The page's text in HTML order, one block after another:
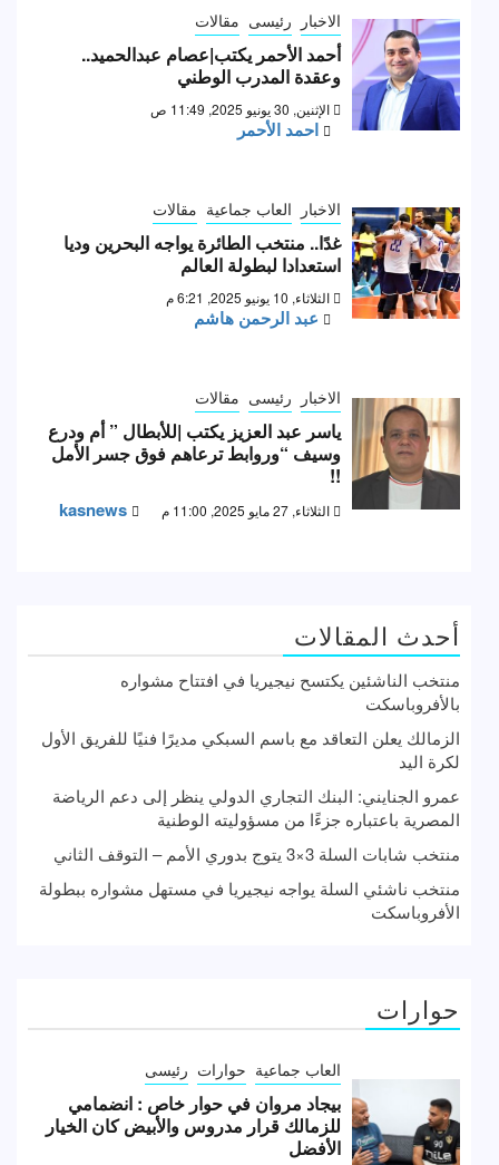
الاخبار رئيسى مقالات
أحمد الأحمر يكتب|عصام عبدالحميد..
وعقدة المدرب الوطني
الإثنين, 30 يونيو 2025, 11:49 ص
احمد الأحمر
الاخبار العاب جماعية مقالات
غدًا.. منتخب الطائرة يواجه البحرين وديا
استعدادا لبطولة العالم
الثلاثاء, 10 يونيو 2025, 6:21 م
عبد الرحمن هاشم
الاخبار رئيسى مقالات
ياسر عبد العزيز يكتب |للأبطال ” أم ودرع
وسيف “وروابط ترعاهم فوق جسر الأمل
!!
الثلاثاء, 27 مايو 2025, 11:00 م kasnews
أحدث المقالات
منتخب الناشئين يكتسح نيجيريا في افتتاح مشواره
بالأفروباسكت
الزمالك يعلن التعاقد مع باسم السبكي مديرًا فنيًا للفريق الأول
لكرة اليد
عمرو الجنايني: البنك التجاري الدولي ينظر إلى دعم الرياضة
المصرية باعتباره جزءًا من مسؤوليته الوطنية
منتخب شابات السلة 3×3 يتوج بدوري الأمم – التوقف الثاني
منتخب ناشئي السلة يواجه نيجيريا في مستهل مشواره ببطولة
الأفروباسكت
حوارات
العاب جماعية حوارات رئيسى
بيجاد مروان في حوار خاص : انضمامي
للزمالك قرار مدروس والأبيض كان الخيار
الأفضل